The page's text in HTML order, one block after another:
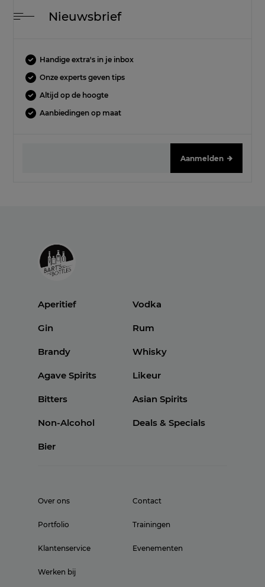
Nieuwsbrief
Handige extra's in je inbox
Onze experts geven tips
Altijd op de hoogte
Aanbiedingen op maat
Aanmelden
Aperitief Vodka
Gin Rum
Brandy Whisky
Agave Spirits Likeur
Bitters Asian Spirits
Non-Alcohol Deals & Specials
Bier
Over ons
Portfolio
Klantenservice
Werken bij
Contact
Trainingen
Evenementen